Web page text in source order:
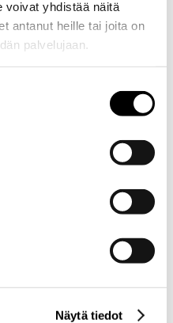
voivat yhdistää näitä
antanut heille tai joita on
palvelujaan.
Näytä tiedot